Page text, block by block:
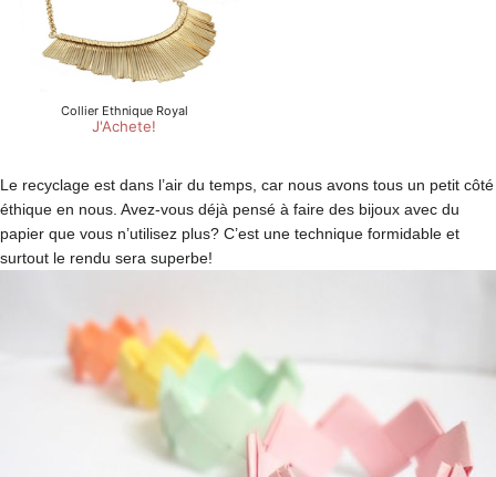
Le recyclage est dans l’air du temps, car nous avons tous un petit côté
éthique en nous. Avez-vous déjà pensé à faire des bijoux avec du
papier que vous n’utilisez plus? C’est une technique formidable et
surtout le rendu sera superbe!